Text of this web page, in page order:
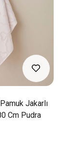
Jakarlı
Cm Pudra